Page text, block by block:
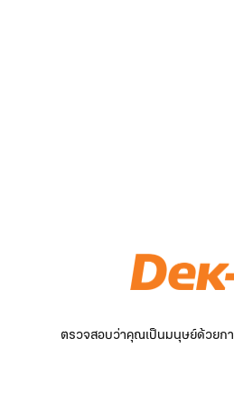
ตรวจสอบว่าคุณเป็นมนุษย์ด้วยกา